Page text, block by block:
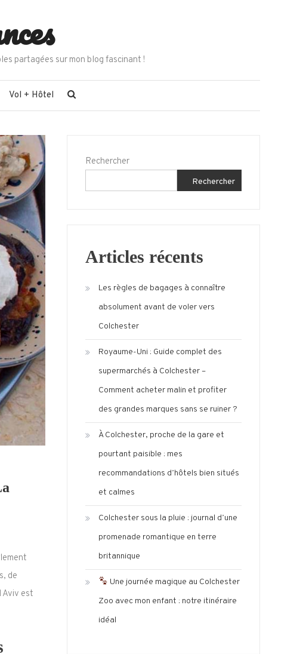
partagées sur mon blog fascinant !
Vol + Hôtel
de
Aviv est
Rechercher
Rechercher
Articles récents
Les règles de bagages à connaître
absolument avant de voler vers
Colchester
Royaume-Uni : Guide complet des
supermarchés à Colchester –
Comment acheter malin et profiter
des grandes marques sans se ruiner ?
À Colchester, proche de la gare et
pourtant paisible : mes
recommandations d’hôtels bien situés
et calmes
Colchester sous la pluie : journal d’une
promenade romantique en terre
britannique
Une journée magique au Colchester
Zoo avec mon enfant : notre itinéraire
idéal